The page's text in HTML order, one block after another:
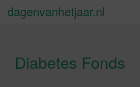
dagenvanhetjaar.nl
Diabetes Fonds